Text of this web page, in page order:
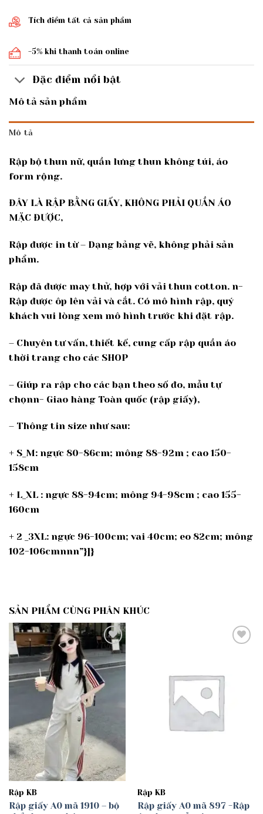
Tích điểm tất cả sản phẩm
-5% khi thanh toán online
Đặc điểm nổi bật
Mô tả sản phẩm
Mô tả
Rập bộ thun nữ, quần lưng thun không túi, áo
form rộng.
ĐÂY LÀ RẬP BẰNG GIẤY, KHÔNG PHẢI QUẦN ÁO
MẶC ĐƯỢC,
Rập được in từ – Dạng bảng vẽ, không phải sản
phẩm.
Rập đã được may thử, hợp với vải thun cotton. n-
Rập được ôp lên vải và cắt. Có mô hình rập, quý
khách vui lòng xem mô hình trước khi đặt rập.
– Chuyên tư vấn, thiết kế, cung cấp rập quần áo
thời trang cho các SHOP
– Giúp ra rập cho các bạn theo số đo, mẫu tự
chọnn- Giao hàng Toàn quốc (rập giấy),
– Thông tin size như sau:
+ S_M: ngực 80-86cm; mông 88-92m ; cao 150-
158cm
+ L_XL : ngực 88-94cm; mông 94-98cm ; cao 155-
160cm
+ 2 _3XL: ngực 96-100cm; vai 40cm; eo 82cm; mông
102-106cmnnn”}]}
SẢN PHẨM CÙNG PHÂN KHÚC
Add to
wishlist
Rập KB
Rập giấy A0 mã 1910 – bộ
Rập KB
Rập giấy A0 mã 897 -Rập